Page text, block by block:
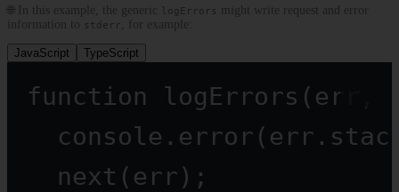
🌐 In this example, the generic logErrors might write request and error
information to stderr , for example:
JavaScript TypeScript
function logErrors ( err
console. error
next (err);